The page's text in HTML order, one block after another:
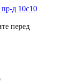
д 10с10
перед